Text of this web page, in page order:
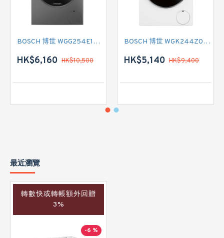
BOSCH 博世 WGG254E1HK 前置式洗衣機 (10 公斤,1400 轉/分鐘)
HK$6,160 HK$10,500
BOSCH 博世 WGK244Z0HK 前置式洗衣機 (9 公斤,1400 轉/分鐘)
HK$5,140 HK$9,400
最近瀏覽
轉數快或轉帳額外回贈
3%
-6 %